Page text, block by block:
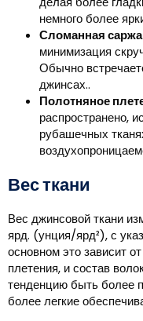
немного более
Сломанная
минимизация
Обычно
джинсах..
Полотняное
распространено,
рубашечных
Вес ткани
Вес джинсовой ткани
ярд. (унция/ярд²), с
основном это зависит
плетения, и состав
тенденцию быть более
более легкие